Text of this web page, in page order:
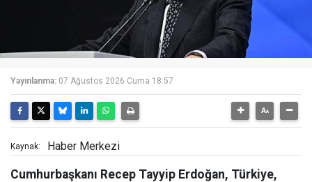
Yayınlanma: 07 Ağustos 2026 Cuma 18:57
Kaynak: Haber Merkezi
Cumhurbaşkanı Recep Tayyip Erdoğan, Türkiye,